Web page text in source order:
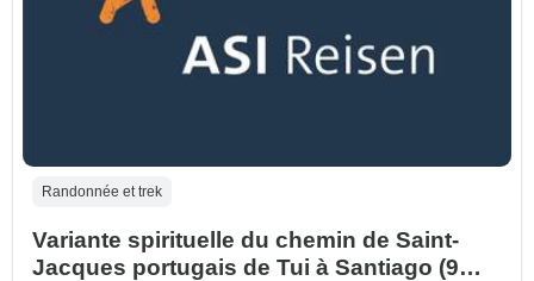
Randonnée et trek
Variante spirituelle du chemin de Saint-
Jacques portugais de Tui à Santiago (9